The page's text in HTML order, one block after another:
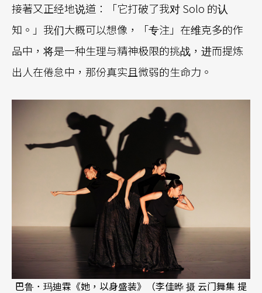
接著又正经地说道：「它打破了我对 Solo 的认
知。」我们大概可以想像，「专注」在维克多的作
品中，将是一种生理与精神极限的挑战，进而提炼
出人在倦怠中，那份真实且微弱的生命力。
巴鲁．玛迪霖《她，以身盛装》（李佳晔 摄 云门舞集 提